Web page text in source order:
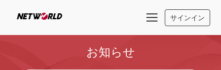
サインイン
お知らせ